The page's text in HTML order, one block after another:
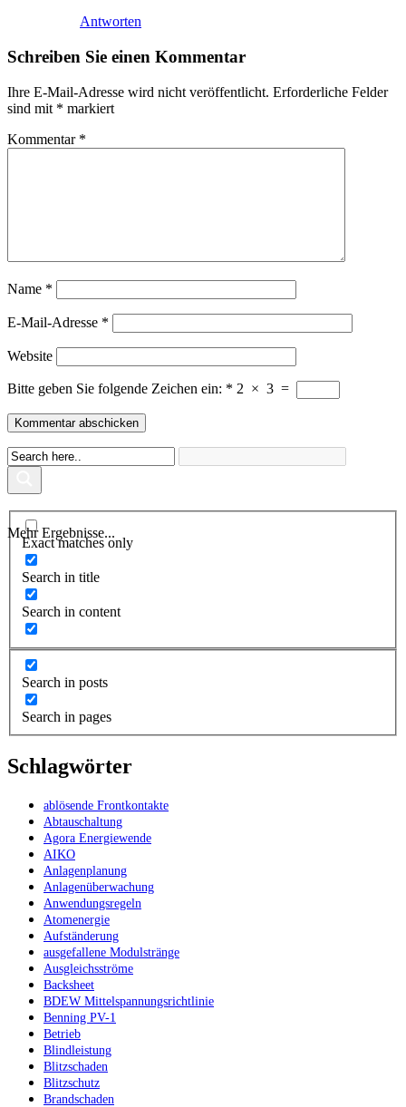
Antworten
Schreiben Sie einen Kommentar
Ihre E-Mail-Adresse wird nicht veröffentlicht. Erforderliche Felder
sind mit * markiert
Kommentar *
Name *
E-Mail-Adresse *
Website
Bitte geben Sie folgende Zeichen ein: * 2 × 3 =
Mehr Ergebnisse...
Exact matches only
Search in title
Search in content
Search in posts
Search in pages
Schlagwörter
ablösende Frontkontakte
Abtauschaltung
Agora Energiewende
AIKO
Anlagenplanung
Anlagenüberwachung
Anwendungsregeln
Atomenergie
Aufständerung
ausgefallene Modulstränge
Ausgleichsströme
Backsheet
BDEW Mittelspannungsrichtlinie
Benning PV-1
Betrieb
Blindleistung
Blitzschaden
Blitzschutz
Brandschaden